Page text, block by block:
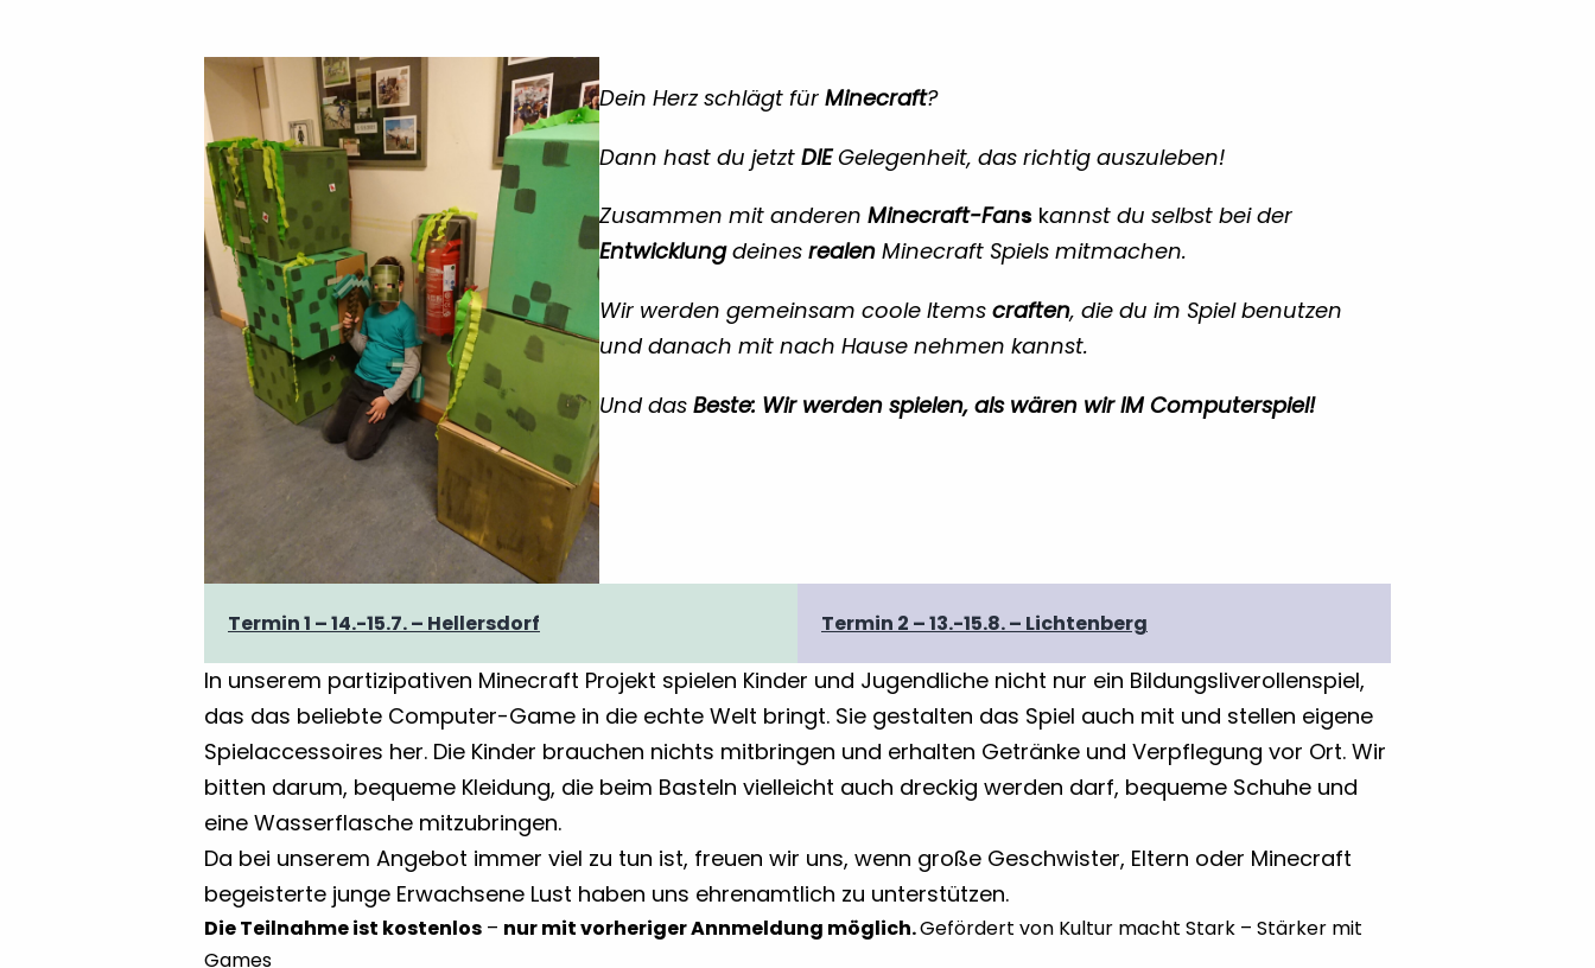
Dein Herz schlägt fürMinecraft?
Dann hast du jetztDIEGelegenheit, das richtig auszuleben!
Zusammen mit anderenMinecraft-Fans kannst du selbst bei der
Entwicklungdeinesrealen Minecraft Spiels mitmachen.
Wir werden gemeinsam coole Itemscraften, die du im Spiel benutzen
und danach mit nach Hause nehmen kannst.
Und dasBeste: Wir werden spielen, als wären wir IM Computerspiel!
Termin 1 – 14.-15.7. – Hellersdorf Termin 2 – 13.-15.8. – Lichtenberg
In unserem partizipativen Minecraft Projekt spielen Kinder und Jugendliche nicht nur ein Bildungsliverollenspiel,
das das beliebte Computer-Game in die echte Welt bringt. Sie gestalten das Spiel auch mit und stellen eigene
Spielaccessoires her. Die Kinder brauchen nichts mitbringen und erhalten Getränke und Verpflegung vor Ort. Wir
bitten darum, bequeme Kleidung, die beim Basteln vielleicht auch dreckig werden darf, bequeme Schuhe und
eine Wasserflasche mitzubringen.
Da bei unserem Angebot immer viel zu tun ist, freuen wir uns, wenn große Geschwister, Eltern oder Minecraft
begeisterte junge Erwachsene Lust haben uns ehrenamtlich zu unterstützen.
Die Teilnahme ist kostenlos – nur mit vorheriger Annmeldung möglich.Gefördert von Kultur macht Stark – Stärker mit
Games